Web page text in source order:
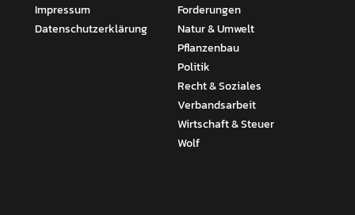
Impressum
Datenschutzerklärung
Forderungen
Natur & Umwelt
Pflanzenbau
Politik
Recht & Soziales
Verbandsarbeit
Wirtschaft & Steuer
Wolf